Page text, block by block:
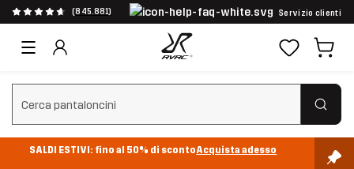
(845.881) Servizio clienti
Cancella ricerca
SALDI ESTIVI: fino al 50% di scontoAcquista adesso